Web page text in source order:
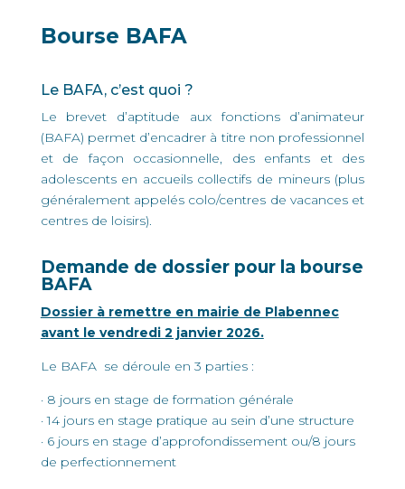
Bourse BAFA
Le BAFA, c’est quoi ?
Le brevet d’aptitude aux fonctions d’animateur
(BAFA) permet d’encadrer à titre non professionnel
et de façon occasionnelle, des enfants et des
adolescents en accueils collectifs de mineurs (plus
généralement appelés colo/centres de vacances et
centres de loisirs).
Demande de dossier pour la bourse
BAFA
Dossier à remettre en mairie de Plabennec
avant le vendredi 2 janvier 2026.
Le BAFA se déroule en 3 parties :
· 8 jours en stage de formation générale
· 14 jours en stage pratique au sein d’une structure
· 6 jours en stage d’approfondissement ou/8 jours
de perfectionnement